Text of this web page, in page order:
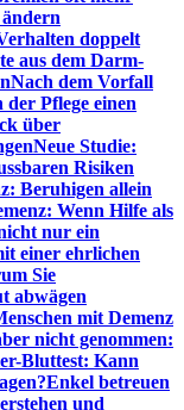
doppelt
aus dem Darm-
Nach dem Vorfall
Pflege einen
über
Neue Studie:
Risiken
Beruhigen allein
Wenn Hilfe als
nur ein
einer ehrlichen
Sie
abwägen
mit Demenz
nicht genommen:
Bluttest: Kann
Enkel betreuen
und